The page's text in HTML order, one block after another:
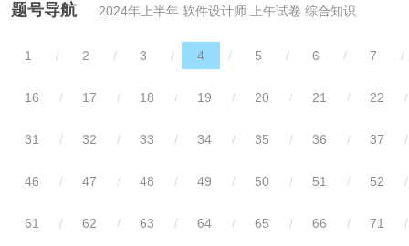
题号导航 2024年上半年 软件设计师 上午试卷 综合知识
1 / 2 / 3 / 4 / 5 / 6 / 7 /
16 / 17 / 18 / 19 / 20 / 21 / 22 /
31 / 32 / 33 / 34 / 35 / 36 / 37 /
46 / 47 / 48 / 49 / 50 / 51 / 52 /
61 / 62 / 63 / 64 / 65 / 66 / 71 /